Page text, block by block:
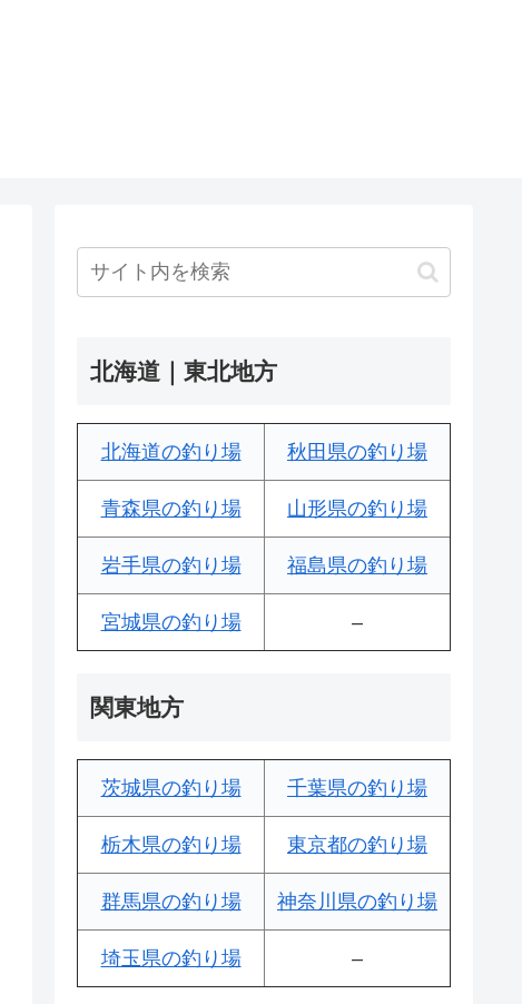
北海道｜東北地方
北海道の釣り場 秋田県の釣り場
青森県の釣り場 山形県の釣り場
岩手県の釣り場 福島県の釣り場
宮城県の釣り場 –
関東地方
茨城県の釣り場 千葉県の釣り場
栃木県の釣り場 東京都の釣り場
群馬県の釣り場 神奈川県の釣り場
埼玉県の釣り場 –